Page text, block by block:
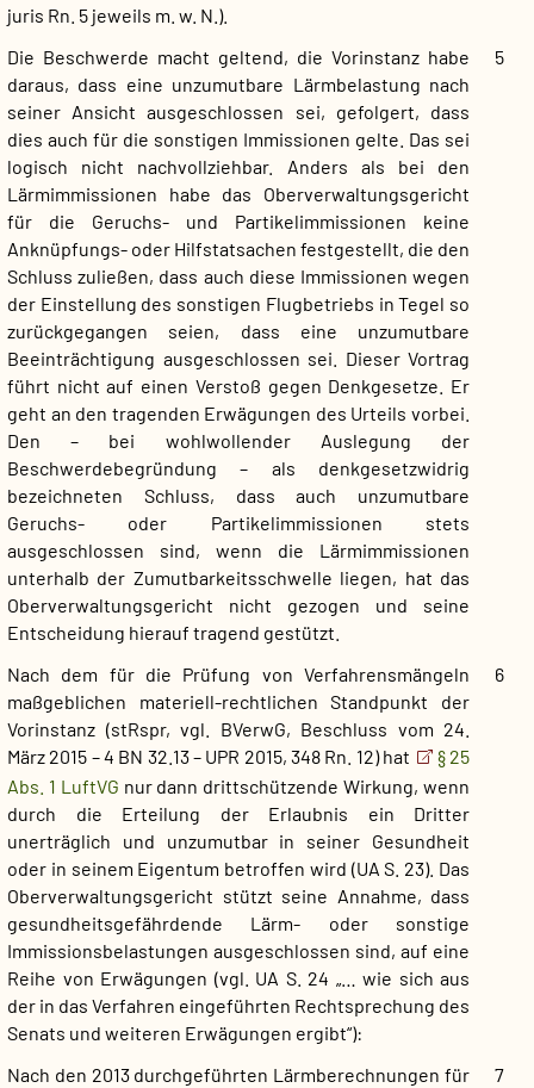
juris Rn. 5 jeweils m. w. N.).
5
Die Beschwerde macht geltend, die Vorinstanz habe
daraus, dass eine unzumutbare Lärmbelastung nach
seiner Ansicht ausgeschlossen sei, gefolgert, dass
dies auch für die sonstigen Immissionen gelte. Das sei
logisch nicht nachvollziehbar. Anders als bei den
Lärmimmissionen habe das Oberverwaltungsgericht
für die Geruchs- und Partikelimmissionen keine
Anknüpfungs- oder Hilfstatsachen festgestellt, die den
Schluss zuließen, dass auch diese Immissionen wegen
der Einstellung des sonstigen Flugbetriebs in Tegel so
zurückgegangen seien, dass eine unzumutbare
Beeinträchtigung ausgeschlossen sei. Dieser Vortrag
führt nicht auf einen Verstoß gegen Denkgesetze. Er
geht an den tragenden Erwägungen des Urteils vorbei.
Den – bei wohlwollender Auslegung der
Beschwerdebegründung – als denkgesetzwidrig
bezeichneten Schluss, dass auch unzumutbare
Geruchs- oder Partikelimmissionen stets
ausgeschlossen sind, wenn die Lärmimmissionen
unterhalb der Zumutbarkeitsschwelle liegen, hat das
Oberverwaltungsgericht nicht gezogen und seine
Entscheidung hierauf tragend gestützt.
6
Nach dem für die Prüfung von Verfahrensmängeln
maßgeblichen materiell-rechtlichen Standpunkt der
Vorinstanz (stRspr, vgl. BVerwG, Beschluss vom 24.
März 2015 – 4 BN 32.13 – UPR 2015, 348 Rn. 12) hat
§ 25
Abs. 1 LuftVG nur dann drittschützende Wirkung, wenn
durch die Erteilung der Erlaubnis ein Dritter
unerträglich und unzumutbar in seiner Gesundheit
oder in seinem Eigentum betroffen wird (UA S. 23). Das
Oberverwaltungsgericht stützt seine Annahme, dass
gesundheitsgefährdende Lärm- oder sonstige
Immissionsbelastungen ausgeschlossen sind, auf eine
Reihe von Erwägungen (vgl. UA S. 24 „… wie sich aus
der in das Verfahren eingeführten Rechtsprechung des
Senats und weiteren Erwägungen ergibt“):
7
Nach den 2013 durchgeführten Lärmberechnungen für